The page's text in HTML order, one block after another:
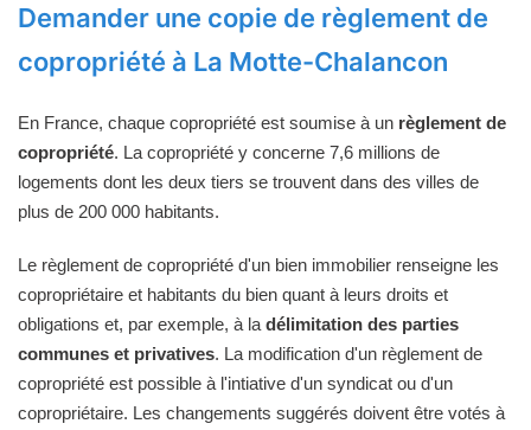
Demander une copie de règlement de
copropriété à La Motte-Chalancon
En France, chaque copropriété est soumise à un règlement de
copropriété. La copropriété y concerne 7,6 millions de
logements dont les deux tiers se trouvent dans des villes de
plus de 200 000 habitants.
Le règlement de copropriété d'un bien immobilier renseigne les
copropriétaire et habitants du bien quant à leurs droits et
obligations et, par exemple, à la délimitation des parties
communes et privatives. La modification d'un règlement de
copropriété est possible à l'intiative d'un syndicat ou d'un
copropriétaire. Les changements suggérés doivent être votés à